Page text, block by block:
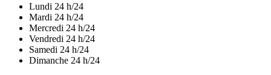
Lundi 24 h/24
Mardi 24 h/24
Mercredi 24 h/24
Vendredi 24 h/24
Samedi 24 h/24
Dimanche 24 h/24